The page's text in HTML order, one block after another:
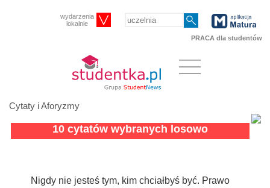
wydarzenia
lokalnie
PRACA dla studentów
Cytaty i Aforyzmy
10 cytatów wybranych losowo
Nigdy nie jesteś tym, kim chciałbyś być. Prawo